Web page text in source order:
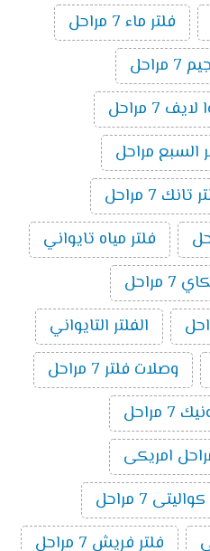
فلتر ماء 7 مراحل
7 مراحل
السبع مراحل
7 مراحل
فلتر مياه تايواني
الفلتر التايواني
وصلات فلتر 7 مراحل
مراحل
امريكى
7 مراحل
فلتر فريش 7 مراحل